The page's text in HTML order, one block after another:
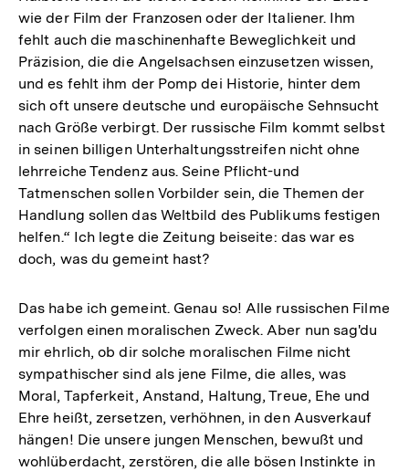
wie der Film der Franzosen oder der Italiener. Ihm
fehlt auch die maschinenhafte Beweglichkeit und
Präzision, die die Angelsachsen einzusetzen wissen,
und es fehlt ihm der Pomp dei Historie, hinter dem
sich oft unsere deutsche und europäische Sehnsucht
nach Größe verbirgt. Der russische Film kommt selbst
in seinen billigen Unterhaltungsstreifen nicht ohne
lehrreiche Tendenz aus. Seine Pflicht-und
Tatmenschen sollen Vorbilder sein, die Themen der
Handlung sollen das Weltbild des Publikums festigen
helfen.“ Ich legte die Zeitung beiseite: das war es
doch, was du gemeint hast?
Das habe ich gemeint. Genau so! Alle russischen Filme
verfolgen einen moralischen Zweck. Aber nun sag'du
mir ehrlich, ob dir solche moralischen Filme nicht
sympathischer sind als jene Filme, die alles, was
Moral, Tapferkeit, Anstand, Haltung, Treue, Ehe und
Ehre heißt, zersetzen, verhöhnen, in den Ausverkauf
hängen! Die unsere jungen Menschen, bewußt und
wohlüberdacht, zerstören, die alle bösen Instinkte in